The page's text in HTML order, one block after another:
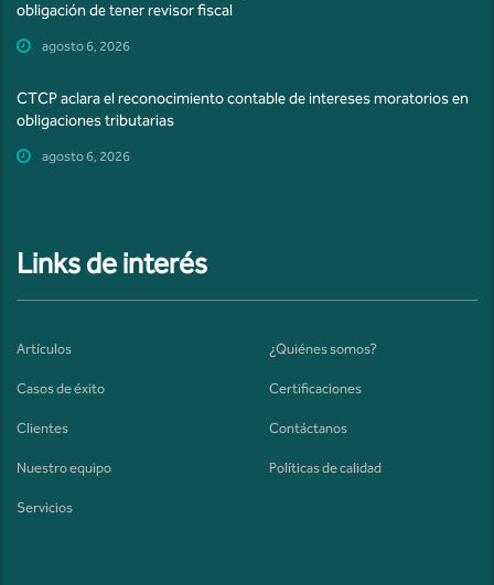
obligación de tener revisor fiscal
agosto 6, 2026
CTCP aclara el reconocimiento contable de intereses moratorios en
obligaciones tributarias
agosto 6, 2026
Links de interés
Artículos ¿Quiénes somos?
Casos de éxito Certificaciones
Clientes Contáctanos
Nuestro equipo Políticas de calidad
Servicios